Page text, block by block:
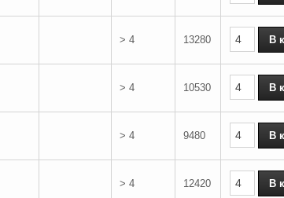
> 4 13280
> 4 10530
> 4 9480
> 4 12420